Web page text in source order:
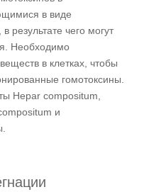
в виде
результате чего могут
Необходимо
в клетках, чтобы
гомотоксины.
Hepar compositum,
и